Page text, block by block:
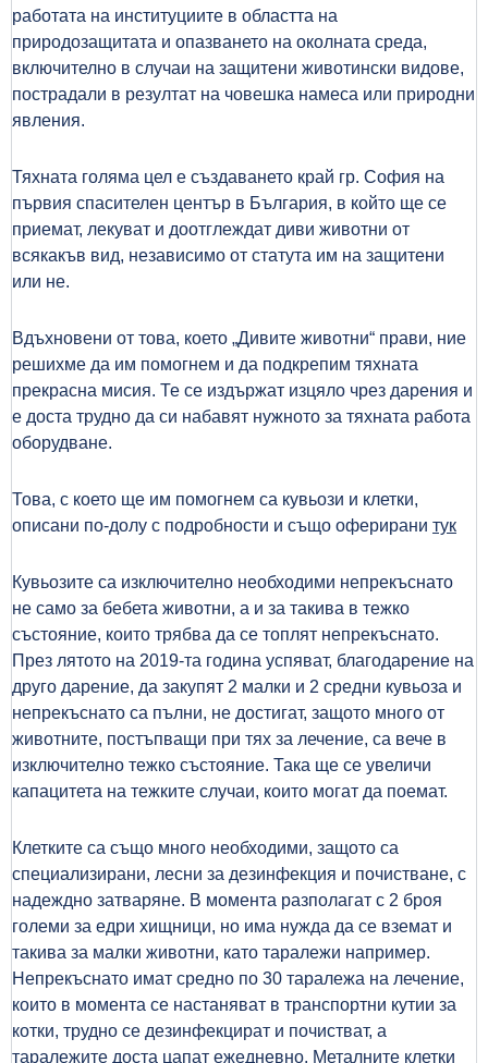
работата на институциите в областта на
природозащитата и опазването на околната среда,
включително в случаи на защитени животински видове,
пострадали в резултат на човешка намеса или природни
явления.
Тяхната голяма цел е създаването край гр. София на
първия спасителен център в България, в който ще се
приемат, лекуват и доотглеждат диви животни от
всякакъв вид, независимо от статута им на защитени
или не.
Вдъхновени от това, което „Дивите животни“ прави, ние
решихме да им помогнем и да подкрепим тяхната
прекрасна мисия. Те се издържат изцяло чрез дарения и
е доста трудно да си набавят нужното за тяхната работа
оборудване.
Това, с което ще им помогнем са кувьози и клетки,
описани по-долу с подробности и също оферирани тук
Кувьозите са изключително необходими непрекъснато
не само за бебета животни, а и за такива в тежко
състояние, които трябва да се топлят непрекъснато.
През лятото на 2019-та година успяват, благодарение на
друго дарение, да закупят 2 малки и 2 средни кувьоза и
непрекъснато са пълни, не достигат, защото много от
животните, постъпващи при тях за лечение, са вече в
изключително тежко състояние. Така ще се увеличи
капацитета на тежките случаи, които могат да поемат.
Клетките са също много необходими, защото са
специализирани, лесни за дезинфекция и почистване, с
надеждно затваряне. В момента разполагат с 2 броя
големи за едри хищници, но има нужда да се вземат и
такива за малки животни, като таралежи например.
Непрекъснато имат средно по 30 таралежа на лечение,
които в момента се настаняват в транспортни кутии за
котки, трудно се дезинфекцират и почистват, а
таралежите доста цапат ежедневно. Металните клетки